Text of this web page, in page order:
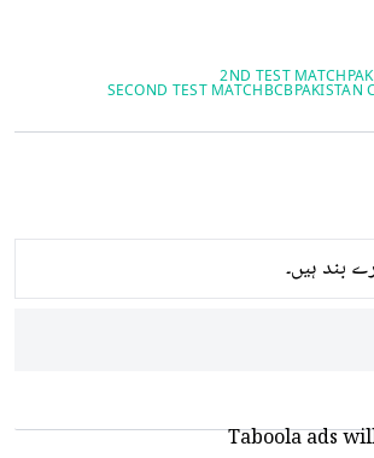
2ND TEST MATCH
PAKISTAN
BCB
SECOND TEST MATCH
بند ہیں۔
Taboola ads